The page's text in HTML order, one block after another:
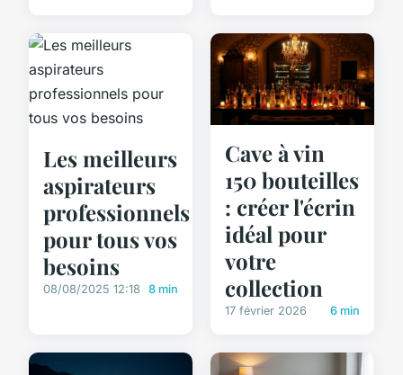
Les meilleurs
aspirateurs
professionnels
pour tous vos
besoins
08/08/2025 12:18 8 min
Cave à vin
150 bouteilles
: créer l'écrin
idéal pour
votre
collection
17 février 2026 6 min